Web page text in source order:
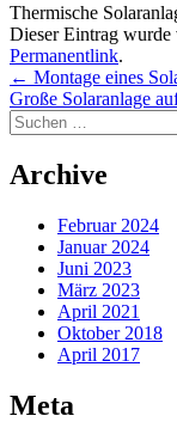
Thermische
Dieser Eintrag wurde
Permanentlink.
← Montage eines
Große Solaranlage
Suchen
nach:
Archive
Februar 2024
Januar 2024
Juni 2023
März 2023
April 2021
Oktober 2018
April 2017
Meta